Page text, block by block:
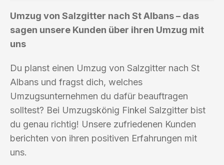
Umzug von Salzgitter nach St Albans – das
sagen unsere Kunden über ihren Umzug mit
uns
Du planst einen Umzug von Salzgitter nach St
Albans und fragst dich, welches
Umzugsunternehmen du dafür beauftragen
solltest? Bei Umzugskönig Finkel Salzgitter bist
du genau richtig! Unsere zufriedenen Kunden
berichten von ihren positiven Erfahrungen mit
uns.